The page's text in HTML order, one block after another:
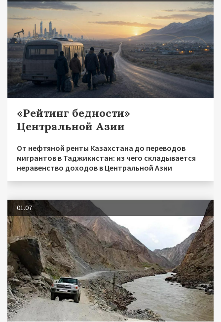
«Рейтинг бедности»
Центральной Азии
От нефтяной ренты Казахстана до переводов
мигрантов в Таджикистан: из чего складывается
неравенство доходов в Центральной Азии
01.07